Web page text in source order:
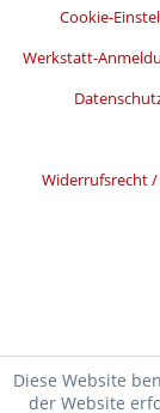
Cookie-
Werkstatt-
Widerrufsrecht
Diese Website
der Website